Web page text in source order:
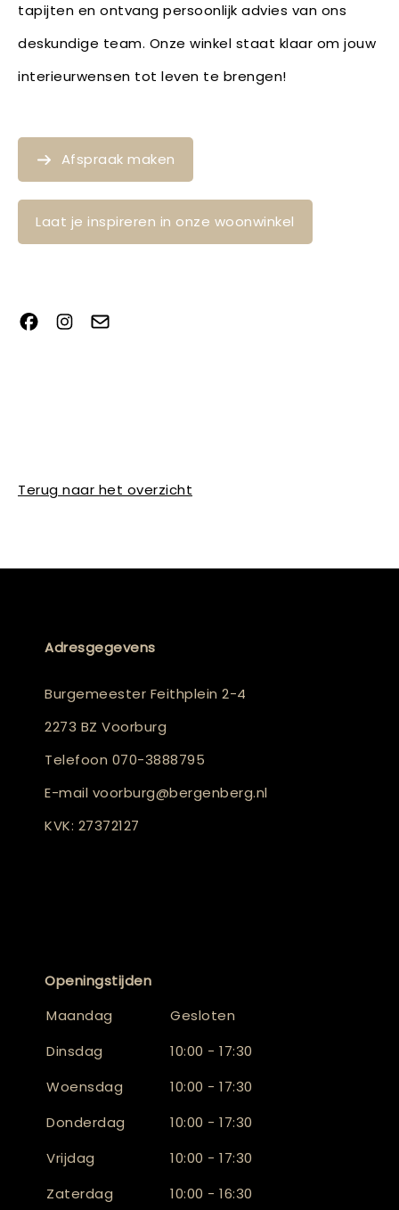
tapijten en ontvang persoonlijk advies van ons
deskundige team. Onze winkel staat klaar om jouw
interieurwensen tot leven te brengen!
Afspraak maken
Laat je inspireren in onze woonwinkel
Terug naar het overzicht
Adresgegevens
Burgemeester Feithplein 2-4
2273 BZ Voorburg
Telefoon 070-3888795
E-mail voorburg@bergenberg.nl
KVK: 27372127
Openingstijden
Maandag
Gesloten
Dinsdag
10:00 - 17:30
Woensdag
10:00 - 17:30
Donderdag
10:00 - 17:30
Vrijdag
10:00 - 17:30
Zaterdag
10:00 - 16:30